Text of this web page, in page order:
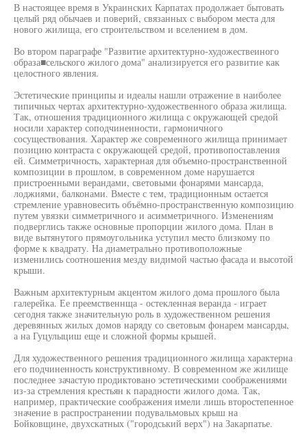
В настоящее время в Украинских Карпатах продолжает бытовать
целый ряд обычаев и поверий, связанных с выбором места для
нового жилища, его строительством и вселением в дом.
Во втором параграфе "Развитие архитектурно-художествеиного
образа■сельского жилого дома" анализируется его развитие как
целостного явления.
Эстетические принципы и идеалы нашли отражение в наиболее
типичных чертах архитектурно-художественного образа жилища.
Так, отношения традиционного жилища с окружающей средой
носили характер соподчиненности, гармоничного
сосуществования. Характер же современного жилища принимает
позицию контраста с окружающей средой, противопоставления
ей. Симметричность, характерная для объемно-пространственной
композиции в прошлом, в современном доме нарушается
пристроенными верандами, световыми фонарями мансарда,
лоджиями, балконами. Вместе с тем, традиционным остается
стремление уравновесить объёмно-пространственную композицию
путем увязки симметричного и асимметричного. Изменениям
подверглись также основные пропорции жилого дома. План в
виде вытянутого прямоугольника уступил место близкому по
форме к квадрату. На диаметрально противоположные
изменились соотношения мезду видимой частью фасада и высотой
крыши.
Важным архитектурным акцентом жилого дома прошлого была
галерейка. Ее преемственнща - остекленная веранда - играет
сегодня также значительную роль в художественном решения
деревянных жилых домов наряду со световым фонарем мансарды,
а на Гуцулыциш еще и сложной формы крышей.
Для художественного решения традиционного жилища характерна
его подчиненность конструктивному. В современном же жилище
последнее зачастую продиктовано эстетическими соображениями
из-за стремления крестьян к парадности жилого дома. Так,
например, практические соображения имели лишь второстепенное
значение в распространении подувальмовых крыш на
Бойковщине, двухскатных ("городський верх") на Закарпатье.